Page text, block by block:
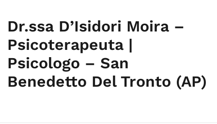
Dr.ssa D’Isidori Moira –
Psicoterapeuta |
Psicologo – San
Benedetto Del Tronto (AP)